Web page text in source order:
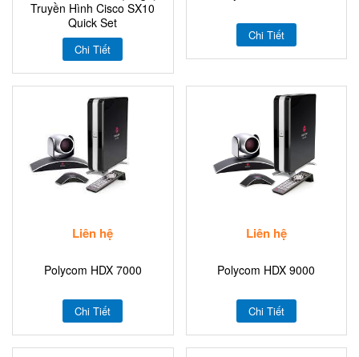
Truyền Hình Cisco SX10
Quick Set
Chi Tiết
Chi Tiết
Liên hệ
Polycom HDX 7000
Chi Tiết
Liên hệ
Polycom HDX 9000
Chi Tiết